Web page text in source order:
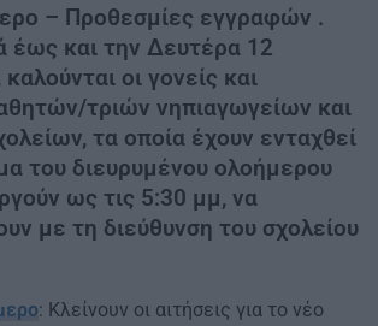
– Προθεσμίες εγγραφών .
έως και την Δευτέρα 12
οι γονείς και
τριών νηπιαγωγείων και
τα οποία έχουν ενταχθεί
του διευρυμένου ολοήμερου
ως τις 5:30 μμ, να
με τη διεύθυνση του σχολείου
: Κλείνουν οι αιτήσεις για το νέο